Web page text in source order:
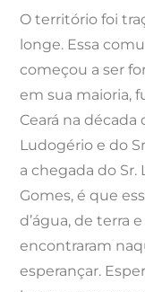
O território foi
longe. Essa
começou a ser
em sua maioria,
Ceará na década
Ludogério e do
a chegada do Sr.
Gomes, é que
d’água, de terra
encontraram
esperançar.